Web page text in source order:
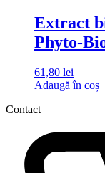
Extract
Phyto-
61,80 lei
Adaugă în coș
Contact